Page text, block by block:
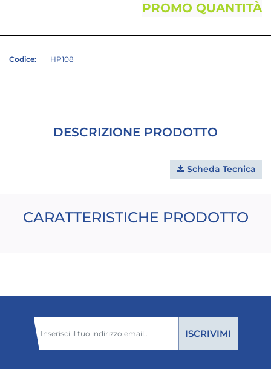
PROMO QUANTITÀ
Codice: HP108
DESCRIZIONE PRODOTTO
Scheda Tecnica
CARATTERISTICHE PRODOTTO